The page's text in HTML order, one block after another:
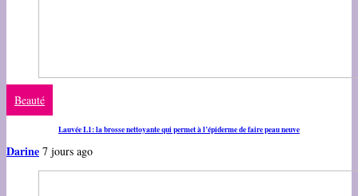
Beauté
Lauvée L1: la brosse nettoyante qui permet à l’épiderme de faire peau neuve
Darine 7 jours ago